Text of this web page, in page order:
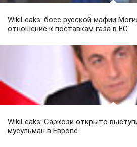
WikiLeaks: босс русской мафии
отношение к поставкам газа в ЕС
WikiLeaks: Саркози открыто
мусульман в Европе